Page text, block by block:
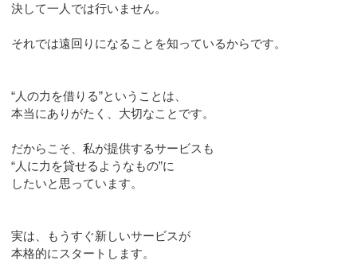
決して一人では行いません。
それでは遠回りになることを知っているからです。
“人の力を借りる”ということは、
本当にありがたく、大切なことです。
だからこそ、私が提供するサービスも
“人に力を貸せるようなもの”に
したいと思っています。
実は、もうすぐ新しいサービスが
本格的にスタートします。